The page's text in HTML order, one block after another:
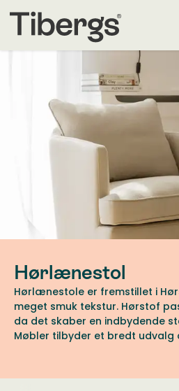
Hørlænestol
Hørlænestole er fremstillet i
meget smuk tekstur. Hørstof
da det skaber en indbydende
Møbler tilbyder et bredt udvalg
stoffer. Velkommen til at